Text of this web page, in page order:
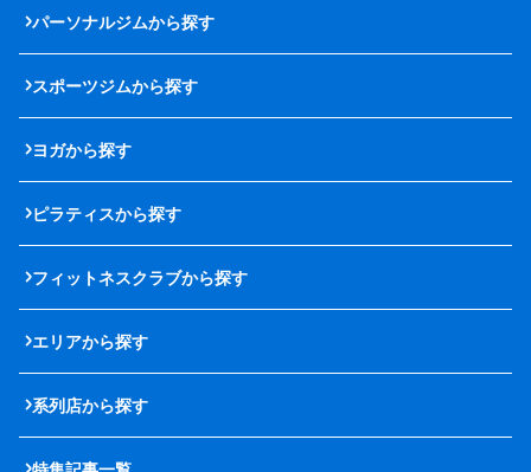
パーソナルジムから探す
スポーツジムから探す
ヨガから探す
ピラティスから探す
フィットネスクラブから探す
エリアから探す
系列店から探す